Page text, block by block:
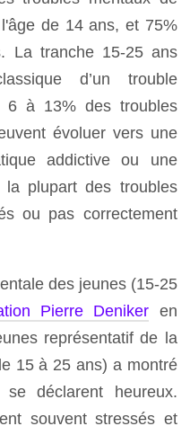
de 14 ans, et 75%
La tranche 15-25 ans
d’un trouble
6 à 13% des troubles
évoluer vers une
addictive ou une
la plupart des troubles
ou pas correctement
des jeunes (15-25
Pierre Deniker en
représentatif de la
15 à 25 ans) a montré
déclarent heureux.
souvent stressés et